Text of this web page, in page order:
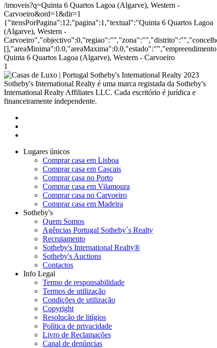
/imoveis?q=Quinta 6 Quartos Lagoa (Algarve), Western -
Carvoeiro&ord=1&dir=1
{"itensPorPagina":12,"pagina":1,"textual":"Quinta 6 Quartos Lagoa
(Algarve), Western -
Quinta 6 Quartos Lagoa (Algarve), Western - Carvoeiro
1
2023
Sotheby's International Realty é uma marca registada da Sotheby's
International Realty Affiliates LLC. Cada escritório é jurídica e
financeiramente independente.
Lugares únicos
Comprar casa em Lisboa
Comprar casa em Cascais
Comprar casa no Porto
Comprar casa em Vilamoura
Comprar casa no Carvoeiro
Comprar casa em Madeira
Sotheby's
Quem Somos
Agências Portugal Sotheby´s Realty
Recrutamento
Sotheby's International Realty®
Sotheby's Auctions
Contactos
Info Legal
Termo de responsabilidade
Termos de utilização
Condições de utilização
Copyright
Resolução de litígios
Política de privacidade
Livro de Reclamações
Canal de denúncias